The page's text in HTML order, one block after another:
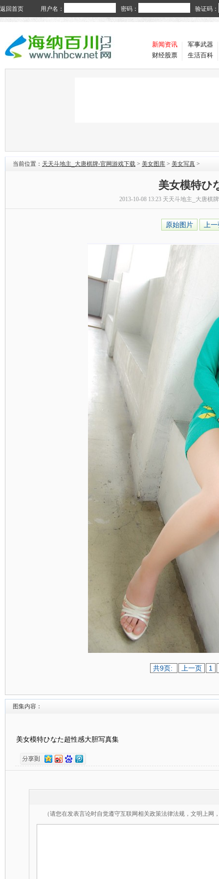
返回首页 用户名： 密码： 验证码：
新闻资讯
财经股票
军事武器
生活百科
当前位置： 天天斗地主_大唐棋牌-官网游戏下载 > 美女图库 > 美女写真 >
美女模特ひ
2013-10-08 13:23 天天斗地主_大唐棋
原始图片 上
共9页: 上一页 1
图集内容：
美女模特ひなた超性感大胆写真集
（请您在发表言论时自觉遵守互联网相关政策法律法规，文明上网